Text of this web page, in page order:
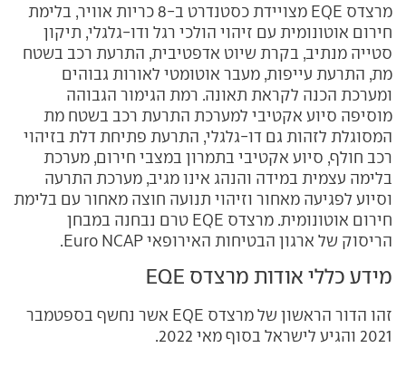
מרצדס EQE מצויידת כסטנדרט ב-8 כריות אוויר, בלימת
חירום אוטונומית עם זיהוי הולכי רגל ודו-גלגלי, תיקון
סטייה מנתיב, בקרת שיוט אדפטיבית, התרעת רכב בשטח
מת, התרעת עייפות, מעבר אוטומטי לאורות גבוהים
ומערכת הכנה לקראת תאונה. רמת הגימור הגבוהה
מוסיפה סיוע אקטיבי למערכת התרעת רכב בשטח מת
המסוגלת לזהות גם דו-גלגלי, התרעת פתיחת דלת בזיהוי
רכב חולף, סיוע אקטיבי בתמרון במצבי חירום, מערכת
בלימה עצמית במידה והנהג אינו מגיב, מערכת התרעה
וסיוע לפגיעה מאחור וזיהוי תנועה חוצה מאחור עם בלימת
חירום אוטונומית. מרצדס EQE טרם נבחנה במבחן
הריסוק של ארגון הבטיחות האירופאי Euro NCAP.
מידע כללי אודות מרצדס EQE
זהו הדור הראשון של מרצדס EQE אשר נחשף בספטמבר
2021 והגיע לישראל בסוף מאי 2022.